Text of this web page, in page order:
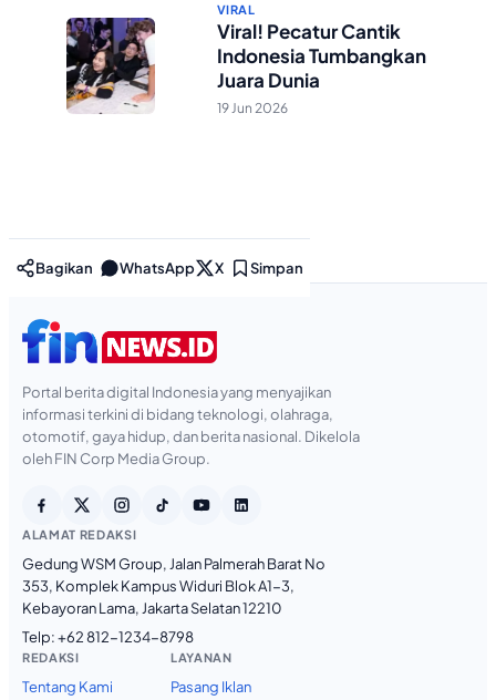
VIRAL
Viral! Pecatur Cantik
Indonesia Tumbangkan
Juara Dunia
19 Jun 2026
Bagikan WhatsApp X Simpan
Portal berita digital Indonesia yang menyajikan
informasi terkini di bidang teknologi, olahraga,
otomotif, gaya hidup, dan berita nasional. Dikelola
oleh FIN Corp Media Group.
ALAMAT REDAKSI
Gedung WSM Group, Jalan Palmerah Barat No
353, Komplek Kampus Widuri Blok A1-3,
Kebayoran Lama, Jakarta Selatan 12210
Telp:+62 812-1234-8798
REDAKSI
Tentang Kami
LAYANAN
Pasang Iklan